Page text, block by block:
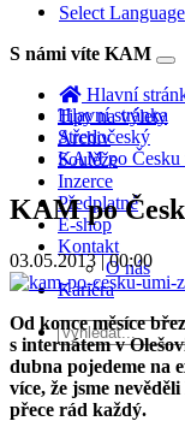
Select Language
S námi víte KAM
Hlavní
Tipy na výlety
Archiv
Soutěže
Inzerce
Předplatné
E-shop
Kontakt
O nás
Kariéra
Hlavní stránka
Středočeský
KAM po Česku
KAM po
03.05.2013 | 00:00
Od konce měsíce
s internátem v
dubna pojedeme na
více, že jsme
přece rád každý.